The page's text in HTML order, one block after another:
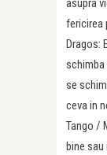
asupra
fericirea
Dragos:
schimba
se
ceva in
Tango /
bine sau